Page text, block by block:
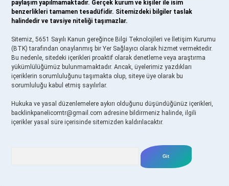
paylaşım yapılmamaktadır. Gerçek kurum ve kişiler ile isim
benzerlikleri tamamen tesadüfidir. Sitemizdeki bilgiler taslak
halindedir ve tavsiye niteliği taşımazlar.
Sitemiz, 5651 Sayılı Kanun gereğince Bilgi Teknolojileri ve İletişim Kurumu
(BTK) tarafından onaylanmış bir Yer Sağlayıcı olarak hizmet vermektedir.
Bu nedenle, sitedeki içerikleri proaktif olarak denetleme veya araştırma
yükümlülüğümüz bulunmamaktadır. Ancak, üyelerimiz yazdıkları
içeriklerin sorumluluğunu taşımakta olup, siteye üye olarak bu
sorumluluğu kabul etmiş sayılırlar.
Hukuka ve yasal düzenlemelere aykırı olduğunu düşündüğünüz içerikleri,
backlinkpanelicomtr@gmail.com adresine bildirmeniz halinde, ilgili
içerikler yasal süre içerisinde sitemizden kaldırılacaktır.